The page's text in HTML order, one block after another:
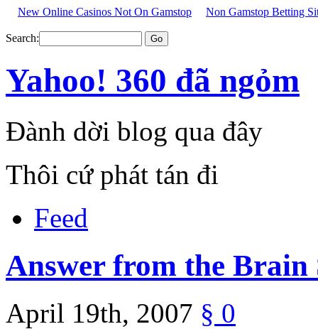
New Online Casinos Not On Gamstop Non Gamstop Betting
Search:
Yahoo! 360 đã ngỏm
Đành dời blog qua đây
Thôi cứ phát tán đi
Feed
Answer from the Brain
April 19th, 2007 § 0